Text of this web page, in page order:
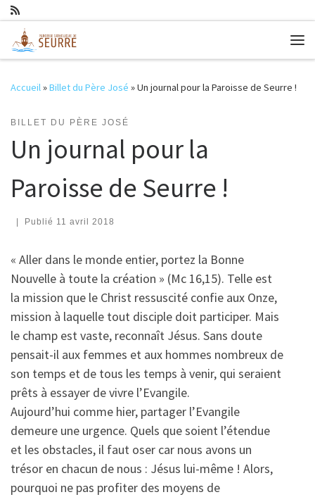
Passer au contenu
Accueil»Billet du Père José »Un journal pour la Paroisse de Seurre !
BILLET DU PÈRE JOSÉ
Un journal pour la
Paroisse de Seurre !
| Publié 11 avril 2018
« Aller dans le monde entier, portez la Bonne
Nouvelle à toute la création » (Mc 16,15). Telle est
la mission que le Christ ressuscité confie aux Onze,
mission à laquelle tout disciple doit participer. Mais
le champ est vaste, reconnaît Jésus. Sans doute
pensait-il aux femmes et aux hommes nombreux de
son temps et de tous les temps à venir, qui seraient
prêts à essayer de vivre l’Evangile.
Aujourd’hui comme hier, partager l’Evangile
demeure une urgence. Quels que soient l’étendue
et les obstacles, il faut oser car nous avons un
trésor en chacun de nous : Jésus lui-même ! Alors,
pourquoi ne pas profiter des moyens de